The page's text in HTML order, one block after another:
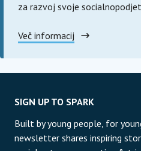
za razvoj svoje
Več informacij
SIGN UP TO SPARK
Built by young people, for
newsletter shares inspiring